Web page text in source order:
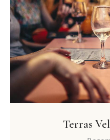
Terras